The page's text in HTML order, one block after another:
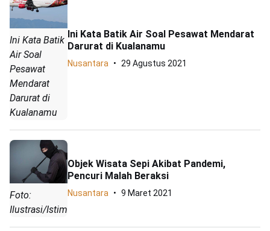
Ini Kata Batik
Air Soal
Pesawat
Mendarat
Darurat di
Kualanamu
Ini Kata Batik Air Soal Pesawat Mendarat
Darurat di Kualanamu
Nusantara 29 Agustus 2021
Foto:
Ilustrasi/Istimewa
Objek Wisata Sepi Akibat Pandemi,
Pencuri Malah Beraksi
Nusantara 9 Maret 2021